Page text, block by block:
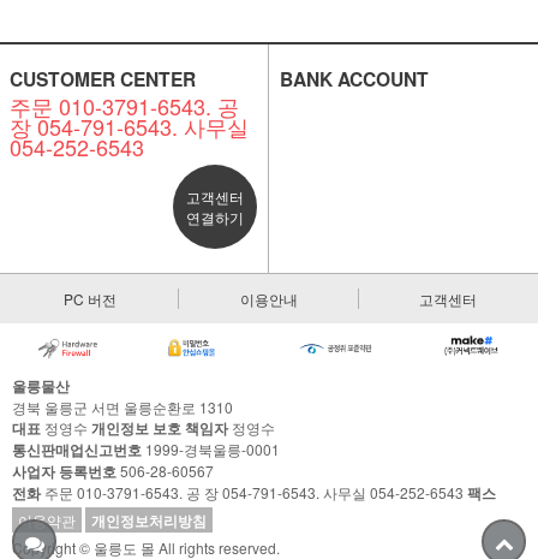
CUSTOMER CENTER
주문 010-3791-6543. 공
장 054-791-6543. 사무실
054-252-6543
고객센터
연결하기
BANK ACCOUNT
PC 버전 이용안내 고객센터
울릉물산
경북 울릉군 서면 울릉순환로 1310
대표 정영수 개인정보 보호 책임자정영수
통신판매업신고번호 1999-경북울릉-0001
사업자 등록번호506-28-60567
전화주문 010-3791-6543. 공 장 054-791-6543. 사무실 054-252-6543 팩스
이용약관 개인정보처리방침
Copyright © 울릉도 몰 All rights reserved.